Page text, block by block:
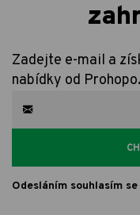
Zadejte e-mail a
nabídky od Prohopo.
Odesláním souhlasím se